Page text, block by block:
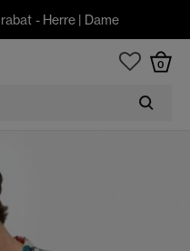
- Herre | Dame
0